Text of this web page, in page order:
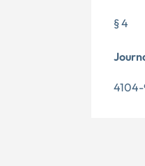
§ 4